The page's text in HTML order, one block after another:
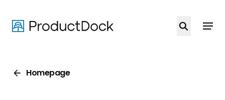
main
Homepage